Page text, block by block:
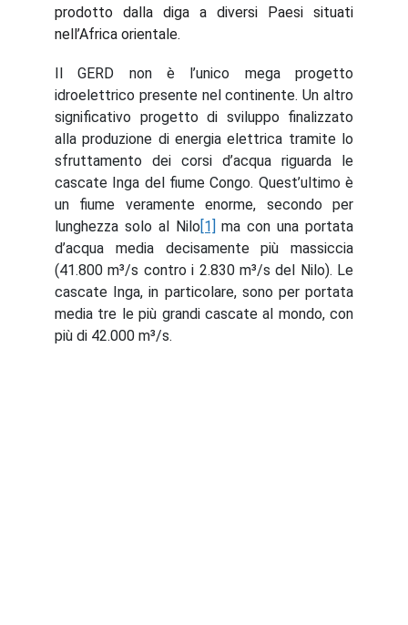
prodotto dalla diga a diversi Paesi situati
nell’Africa orientale.
Il GERD non è l’unico mega progetto
idroelettrico presente nel continente. Un altro
significativo progetto di sviluppo finalizzato
alla produzione di energia elettrica tramite lo
sfruttamento dei corsi d’acqua riguarda le
cascate Inga del fiume Congo. Quest’ultimo è
un fiume veramente enorme, secondo per
lunghezza solo al Nilo[1] ma con una portata
d’acqua media decisamente più massiccia
(41.800 m³/s contro i 2.830 m³/s del Nilo). Le
cascate Inga, in particolare, sono per portata
media tre le più grandi cascate al mondo, con
più di 42.000 m³/s.